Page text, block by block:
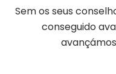
Sem os seus
conseguido